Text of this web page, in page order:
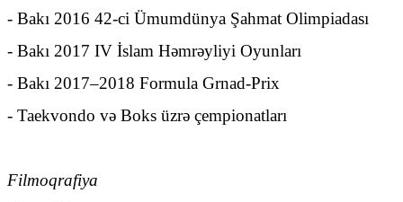
- Bakı 2016 42-ci Ümumdünya Şahmat Olimpiadası
- Bakı 2017 IV İslam Həmrəyliyi Oyunları
- Bakı 2017–2018 Formula Grnad-Prix
- Taekvondo və Boks üzrə çempionatları
Filmoqrafiya